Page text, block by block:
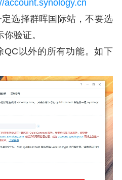
account.synology.cn
选择群晖国际站，不要选
验证。
QC以外的所有功能。如下